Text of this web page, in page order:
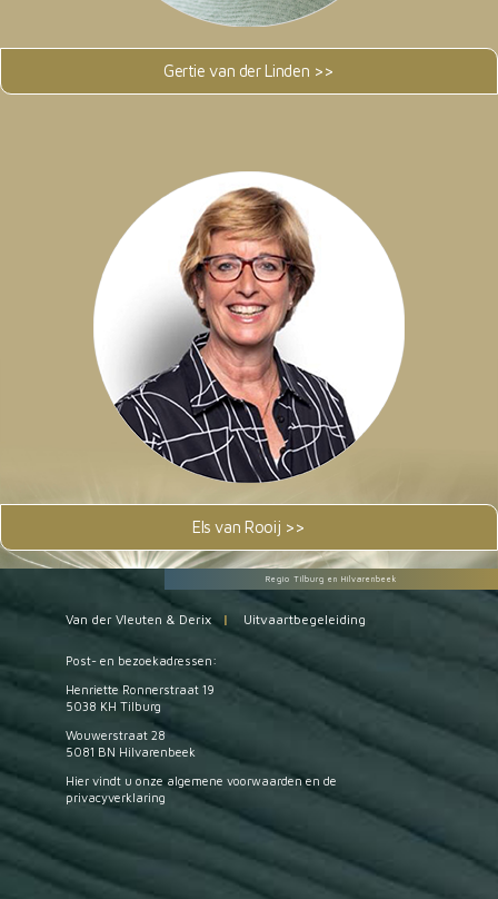
Gertie van der Linden >>
Els van Rooij >>
Regio Tilburg en Hilvarenbeek
Van der Vleuten & Derix | Uitvaartbegeleiding
Post- en bezoekadressen:
Henriette Ronnerstraat 19
5038 KH Tilburg
Wouwerstraat 28
5081 BN Hilvarenbeek
Hier vindt u onze algemene voorwaarden en de
privacyverklaring